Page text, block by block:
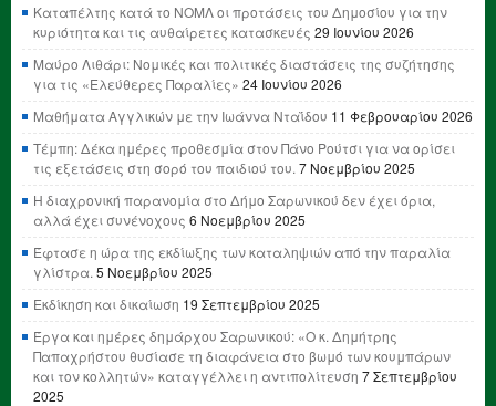
Καταπέλτης κατά το ΝΟΜΛ οι προτάσεις του Δημοσίου για την
κυριότητα και τις αυθαίρετες κατασκευές 29 Ιουνίου 2026
Μαύρο Λιθάρι: Νομικές και πολιτικές διαστάσεις της συζήτησης
για τις «Ελεύθερες Παραλίες» 24 Ιουνίου 2026
Μαθήματα Αγγλικών με την Ιωάννα Νταΐδου 11 Φεβρουαρίου 2026
Τέμπη: Δέκα ημέρες προθεσμία στον Πάνο Ρούτσι για να ορίσει
τις εξετάσεις στη σορό του παιδιού του. 7 Νοεμβρίου 2025
Η διαχρονική παρανομία στο Δήμο Σαρωνικού δεν έχει όρια,
αλλά έχει συνένοχους 6 Νοεμβρίου 2025
Έφτασε η ώρα της εκδίωξης των καταληψιών από την παραλία
γλίστρα. 5 Νοεμβρίου 2025
Εκδίκηση και δικαίωση 19 Σεπτεμβρίου 2025
Έργα και ημέρες δημάρχου Σαρωνικού: «Ο κ. Δημήτρης
Παπαχρήστου θυσίασε τη διαφάνεια στο βωμό των κουμπάρων
και τον κολλητών» καταγγέλλει η αντιπολίτευση 7 Σεπτεμβρίου
2025